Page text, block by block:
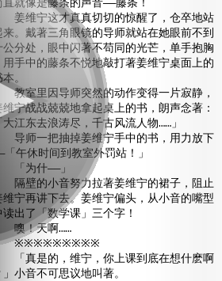
直就像是藤条的声音——藤条！
维宁这才真真切切的惊醒了，仓卒地站
来。戴著三角眼镜的导师就站在她眼前不到
公分处，眼中闪著不苟同的光芒，单手抱胸
用手中的藤条不悦地敲打著姜维宁桌面上的
。
室里因导师突然的动作变得一片寂静，
维宁战战兢兢地拿起桌上的书，朗声念著：
大江东去浪涛尽，千古风流人物……」
师一把抽掉姜维宁手中的书，用力放下
「午休时间到教室外罚站！」
为什——」
壁的小音努力拉著姜维宁的裙子，阻止
维宁再讲下去。姜维宁偏头，从小音的嘴型
读出了「数学课」三个字！
！天啊……
真是的，维宁，你上课到底在想什麽啊
」小音不可思议地叫著。